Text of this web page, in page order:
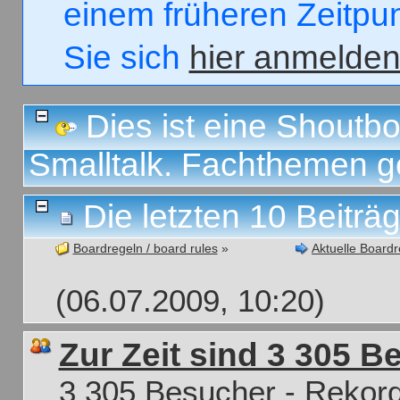
einem früheren
Sie sich hier anmelden
Dies ist eine
Smalltalk. Fachthemen
Die letzten 10
Boardregeln / board rules» Aktuelle
(06.07.2009, 10:20)
Zur Zeit sind 3 305
3 305 Besucher -